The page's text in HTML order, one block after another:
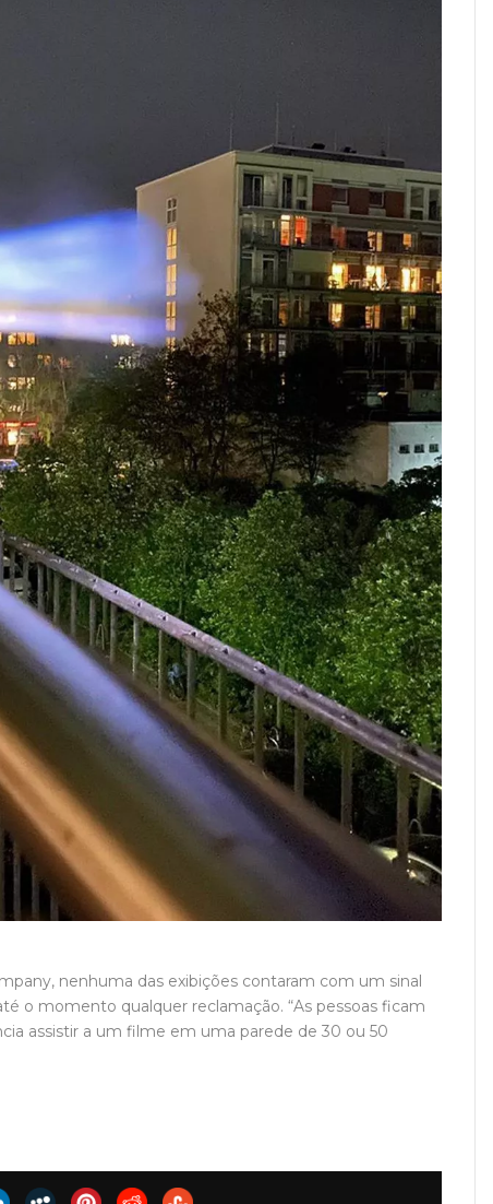
nenhuma das exibições contaram com um sinal
o momento qualquer reclamação. “As pessoas ficam
assistir a um filme em uma parede de 30 ou 50